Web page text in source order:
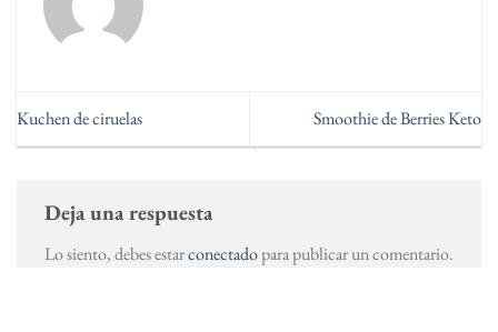
Kuchen de ciruelas Smoothie de Berries Keto
Deja una respuesta
Lo siento, debes estarconectadopara publicar un comentario.